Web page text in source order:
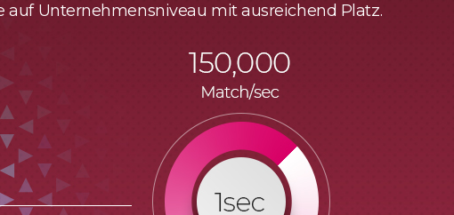
auf Unternehmensniveau mit ausreichend Platz.